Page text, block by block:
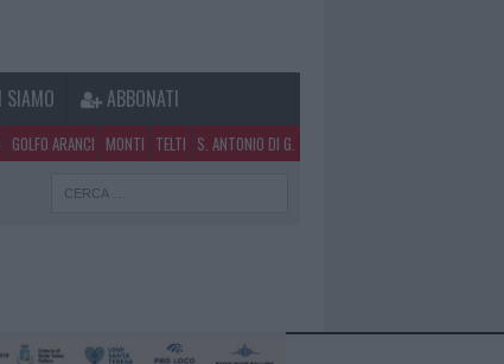
SIAMO ABBONATI
GOLFO ARANCI MONTI TELTI S. ANTONIO DI G.